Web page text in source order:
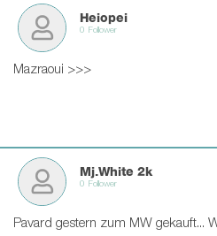
Heiopei
0 Follower
Mazraoui >>>
Mj.White 2k
0 Follower
Pavard gestern zum MW gekauft...